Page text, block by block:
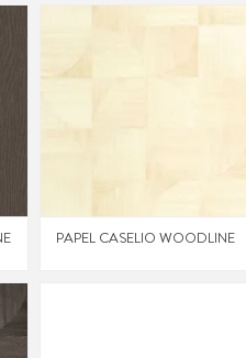
PAPEL CASELIO WOODLINE